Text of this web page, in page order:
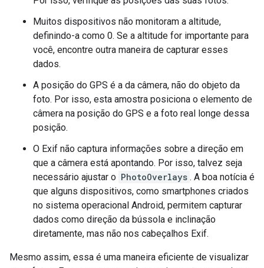
Muitos dispositivos não monitoram a altitude,
definindo-a como 0. Se a altitude for importante para
você, encontre outra maneira de capturar esses
dados.
A posição do GPS é a da câmera, não do objeto da
foto. Por isso, esta amostra posiciona o elemento de
câmera na posição do GPS e a foto real longe dessa
posição.
O Exif não captura informações sobre a direção em
que a câmera está apontando. Por isso, talvez seja
necessário ajustar o PhotoOverlays . A boa notícia é
que alguns dispositivos, como smartphones criados
no sistema operacional Android, permitem capturar
dados como direção da bússola e inclinação
diretamente, mas não nos cabeçalhos Exif.
Mesmo assim, essa é uma maneira eficiente de visualizar